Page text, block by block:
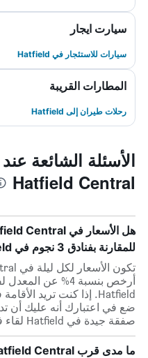
سيارت ايجار
سيارات للاستئجار في Hatfield
المطارات القريبة
رحلات طيران إلى Hatfield
Hatfield Central
للمقارنة بفنادق 3 نجوم في Hatfield؟
صفقة جيدة في Hatfield لقاء فندق بتصنيف 3-نجوم.